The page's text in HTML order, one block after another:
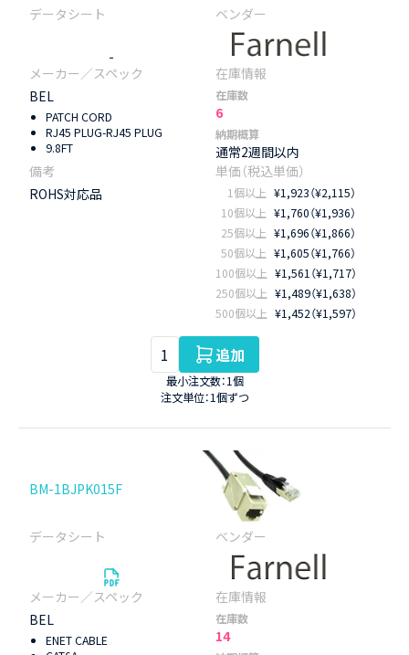
-
BEL
PATCH CORD
RJ45 PLUG-RJ45 PLUG
9.8FT
在庫数
6
納期概算
通常2週間以内
ROHS対応品 1個以上 ¥1,923（¥2,115）
10個以上 ¥1,760（¥1,936）
25個以上 ¥1,696（¥1,866）
50個以上 ¥1,605（¥1,766）
100個以上 ¥1,561（¥1,717）
250個以上 ¥1,489（¥1,638）
500個以上 ¥1,452（¥1,597）
追加
最小注文数：1個
注文単位：1個ずつ
BM-1BJPK015F
BEL
ENET CABLE
在庫数
14